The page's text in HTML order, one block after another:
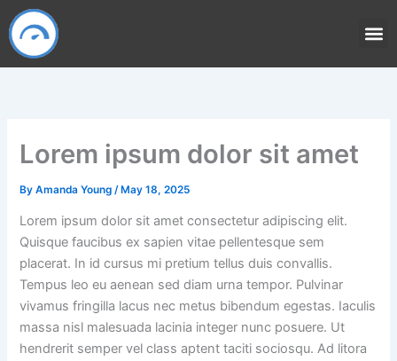
Skip
to
content
Lorem ipsum dolor sit amet
ByAmanda Young/May 18, 2025
Lorem ipsum dolor sit amet consectetur adipiscing elit.
Quisque faucibus ex sapien vitae pellentesque sem
placerat. In id cursus mi pretium tellus duis convallis.
Tempus leo eu aenean sed diam urna tempor. Pulvinar
vivamus fringilla lacus nec metus bibendum egestas. Iaculis
massa nisl malesuada lacinia integer nunc posuere. Ut
hendrerit semper vel class aptent taciti sociosqu. Ad litora